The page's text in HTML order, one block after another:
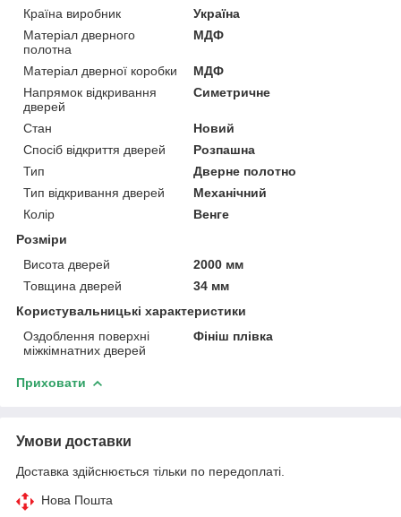
Країна виробник
Україна
Матеріал дверного
полотна
МДФ
Матеріал дверної коробки
МДФ
Напрямок відкривання
дверей
Симетричне
Стан
Новий
Спосіб відкриття дверей
Розпашна
Тип
Дверне полотно
Тип відкривання дверей
Механічний
Колір
Венге
Розміри
Висота дверей
2000 мм
Товщина дверей
34 мм
Користувальницькі характеристики
Оздоблення поверхні
міжкімнатних дверей
Фініш плівка
Приховати
Умови доставки
Доставка здійснюється тільки по передоплаті.
Нова Пошта